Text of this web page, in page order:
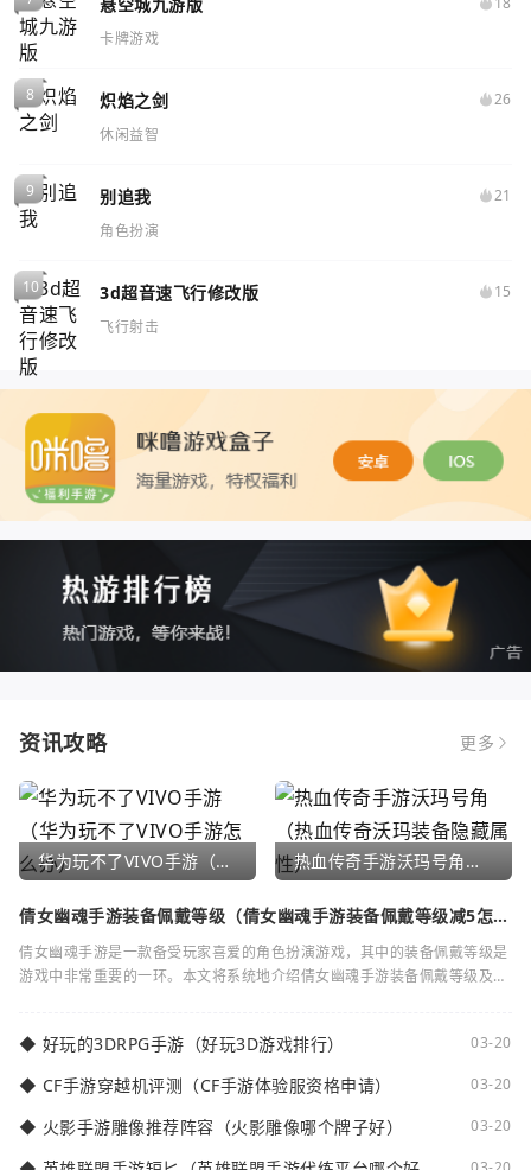
卡牌游戏
炽焰之剑
26
休闲益智
别追我
21
角色扮演
3d超音速飞行修改版
15
飞行射击
资讯攻略 更多
华为玩不了VIVO手游（华为玩不了VIVO手游怎么办） 热血传奇手游沃玛号角（热血传奇沃玛装备隐藏属性）
倩女幽魂手游装备佩戴等级（倩女幽魂手游装备佩戴等级减5怎么
倩女幽魂手游是一款备受玩家喜爱的角色扮演游戏，其中的装备佩戴等级是
游戏中非常重要的一环。本文将系统地介绍倩女幽魂手游装备佩戴等级及其
◆ 好玩的3DRPG手游（好玩3D游戏排行） 03-20
◆ CF手游穿越机评测（CF手游体验服资格申请） 03-20
◆ 火影手游雕像推荐阵容（火影雕像哪个牌子好） 03-20